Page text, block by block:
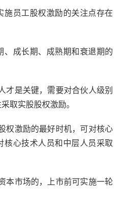
施员工股权激励的关注点存在
、成长期、成熟期和衰退期的
才是关键，需要对合伙人级别
取实股股权激励。
权激励的最好时机，可对核心
核心技术人员和中层人员采取
本市场的，上市前可实施一轮